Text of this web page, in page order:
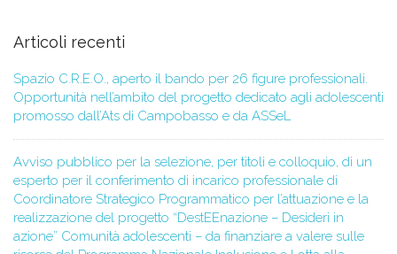
Articoli recenti
Spazio C.R.E.O., aperto il bando per 26 figure professionali.
Opportunità nell’ambito del progetto dedicato agli adolescenti
promosso dall’Ats di Campobasso e da ASSeL
Avviso pubblico per la selezione, per titoli e colloquio, di un
esperto per il conferimento di incarico professionale di
Coordinatore Strategico Programmatico per l’attuazione e la
realizzazione del progetto “DestEEnazione – Desideri in
azione” Comunità adolescenti – da finanziare a valere sulle